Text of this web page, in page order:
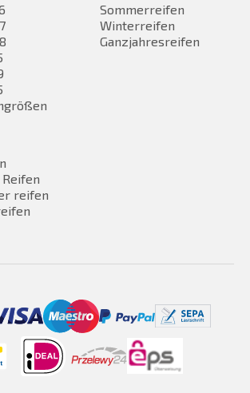
Sommerreifen
Winterreifen
Ganzjahresreifen
reifen